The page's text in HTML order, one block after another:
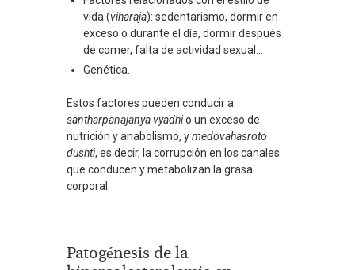
vida (viharaja): sedentarismo, dormir en
exceso o durante el día, dormir después
de comer, falta de actividad sexual…
Genética.
Estos factores pueden conducir a
santharpanajanyavyadhio un exceso de
nutrición y anabolismo, ymedovahasroto
dushti, es decir, la corrupción en los canales
que conducen y metabolizan la grasa
corporal.
Patogénesis de la